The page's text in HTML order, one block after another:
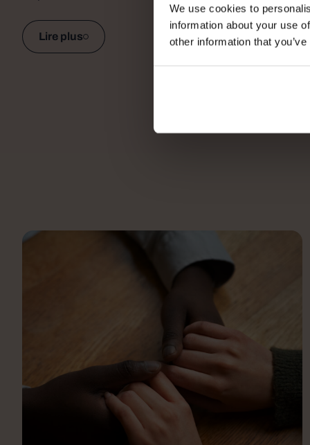
We use cookies to
information about your use
other information that
Lire plus